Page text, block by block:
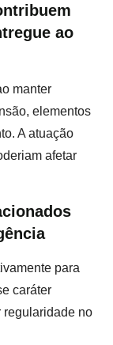
ao
manter
elementos
A atuação
afetar
para
caráter
regularidade no